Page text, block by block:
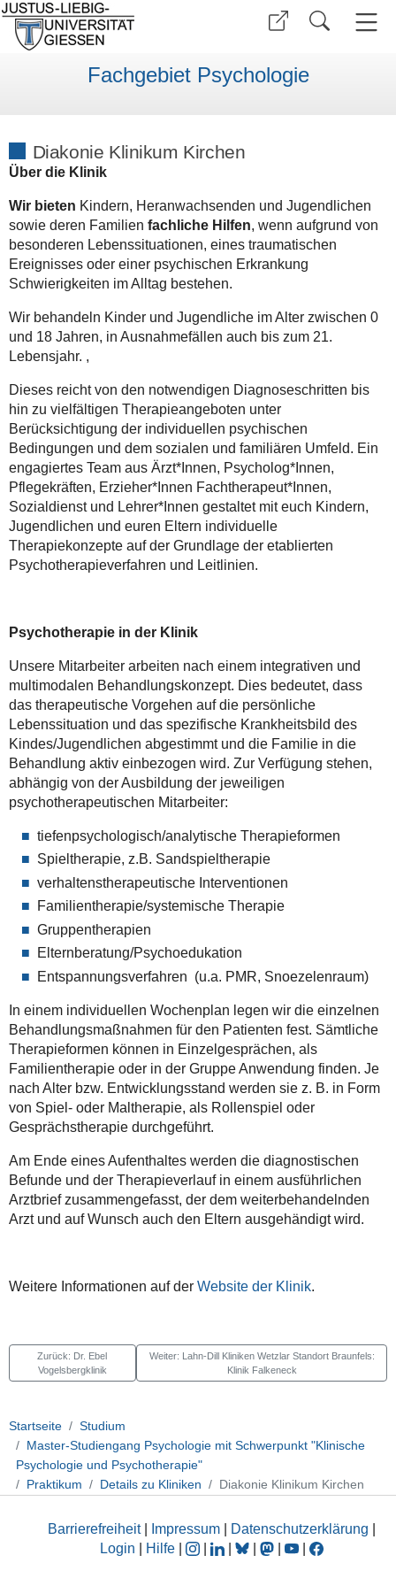
Fachgebiet Psychologie
Diakonie Klinikum Kirchen
Über die Klinik
Wir bieten Kindern, Heranwachsenden und Jugendlichen
sowie deren Familien fachliche Hilfen, wenn aufgrund von
besonderen Lebenssituationen, eines traumatischen
Ereignisses oder einer psychischen Erkrankung
Schwierigkeiten im Alltag bestehen.
Wir behandeln Kinder und Jugendliche im Alter zwischen 0
und 18 Jahren, in Ausnahmefällen auch bis zum 21.
Lebensjahr. ,
Dieses reicht von den notwendigen Diagnoseschritten bis
hin zu vielfältigen Therapieangeboten unter
Berücksichtigung der individuellen psychischen
Bedingungen und dem sozialen und familiären Umfeld. Ein
engagiertes Team aus Ärzt*Innen, Psycholog*Innen,
Pflegekräften, Erzieher*Innen Fachtherapeut*Innen,
Sozialdienst und Lehrer*Innen gestaltet mit euch Kindern,
Jugendlichen und euren Eltern individuelle
Therapiekonzepte auf der Grundlage der etablierten
Psychotherapieverfahren und Leitlinien.
Psychotherapie in der Klinik
Unsere Mitarbeiter arbeiten nach einem integrativen und
multimodalen Behandlungskonzept. Dies bedeutet, dass
das therapeutische Vorgehen auf die persönliche
Lebenssituation und das spezifische Krankheitsbild des
Kindes/Jugendlichen abgestimmt und die Familie in die
Behandlung aktiv einbezogen wird. Zur Verfügung stehen,
abhängig von der Ausbildung der jeweiligen
psychotherapeutischen Mitarbeiter:
tiefenpsychologisch/analytische Therapieformen
Spieltherapie, z.B. Sandspieltherapie
verhaltenstherapeutische Interventionen
Familientherapie/systemische Therapie
Gruppentherapien
Elternberatung/Psychoedukation
Entspannungsverfahren (u.a. PMR, Snoezelenraum)
In einem individuellen Wochenplan legen wir die einzelnen
Behandlungsmaßnahmen für den Patienten fest. Sämtliche
Therapieformen können in Einzelgesprächen, als
Familientherapie oder in der Gruppe Anwendung finden. Je
nach Alter bzw. Entwicklungsstand werden sie z. B. in Form
von Spiel- oder Maltherapie, als Rollenspiel oder
Gesprächstherapie durchgeführt.
Am Ende eines Aufenthaltes werden die diagnostischen
Befunde und der Therapieverlauf in einem ausführlichen
Arztbrief zusammengefasst, der dem weiterbehandelnden
Arzt und auf Wunsch auch den Eltern ausgehändigt wird.
Weitere Informationen auf der Website der Klinik.
Zurück: Dr. Ebel
Vogelsbergklinik
Weiter: Lahn-Dill Kliniken Wetzlar Standort Braunfels:
Klinik Falkeneck
Startseite
Studium
Master-Studiengang Psychologie mit Schwerpunkt "Klinische
Psychologie und Psychotherapie"
Praktikum
Details zu Kliniken Diakonie Klinikum Kirchen
Barrierefreiheit| Impressum Datenschutzerklärung
Login
Hilfe